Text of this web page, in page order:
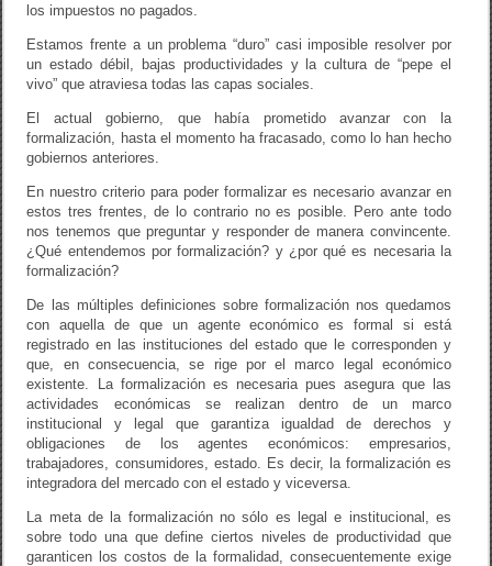
los impuestos no pagados.
Estamos frente a un problema “duro” casi imposible resolver por
un estado débil, bajas productividades y la cultura de “pepe el
vivo” que atraviesa todas las capas sociales.
El actual gobierno, que había prometido avanzar con la
formalización, hasta el momento ha fracasado, como lo han hecho
gobiernos anteriores.
En nuestro criterio para poder formalizar es necesario avanzar en
estos tres frentes, de lo contrario no es posible. Pero ante todo
nos tenemos que preguntar y responder de manera convincente.
¿Qué entendemos por formalización? y ¿por qué es necesaria la
formalización?
De las múltiples definiciones sobre formalización nos quedamos
con aquella de que un agente económico es formal si está
registrado en las instituciones del estado que le corresponden y
que, en consecuencia, se rige por el marco legal económico
existente. La formalización es necesaria pues asegura que las
actividades económicas se realizan dentro de un marco
institucional y legal que garantiza igualdad de derechos y
obligaciones de los agentes económicos: empresarios,
trabajadores, consumidores, estado. Es decir, la formalización es
integradora del mercado con el estado y viceversa.
La meta de la formalización no sólo es legal e institucional, es
sobre todo una que define ciertos niveles de productividad que
garanticen los costos de la formalidad, consecuentemente exige